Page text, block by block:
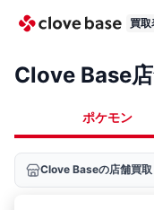
買取
Clove Base
ポケモン
Clove Baseの店舗買取